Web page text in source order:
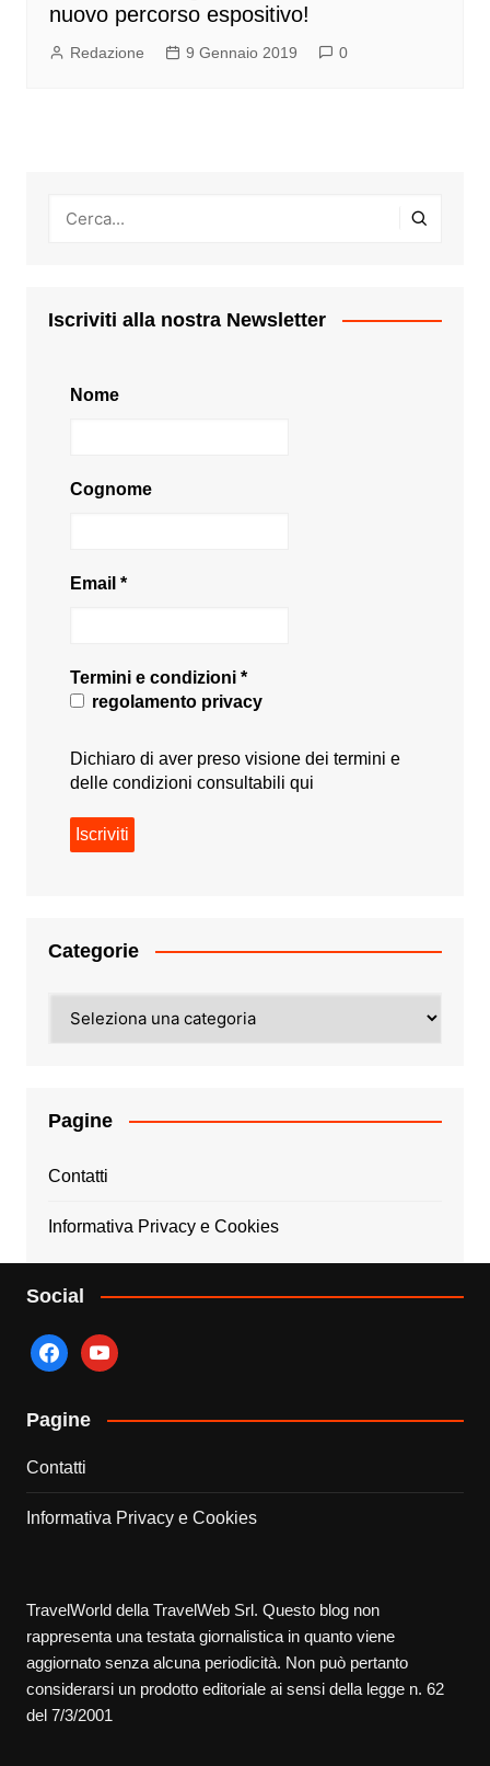
nuovo percorso espositivo!
Redazione 9 Gennaio 2019 0
Iscriviti alla nostra Newsletter
Nome
Cognome
Email *
Termini e condizioni *
regolamento privacy
Dichiaro di aver preso visione dei termini e
delle condizioni consultabili qui
Categorie
Pagine
Contatti
Informativa Privacy e Cookies
Social
facebookyoutube
Pagine
Contatti
Informativa Privacy e Cookies
TravelWorld della TravelWeb Srl. Questo blog non
rappresenta una testata giornalistica in quanto viene
aggiornato senza alcuna periodicità. Non può pertanto
considerarsi un prodotto editoriale ai sensi della legge n. 62
del 7/3/2001